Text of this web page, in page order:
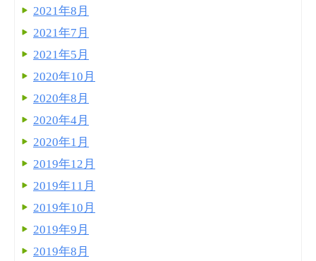
2021年8月
2021年7月
2021年5月
2020年10月
2020年8月
2020年4月
2020年1月
2019年12月
2019年11月
2019年10月
2019年9月
2019年8月